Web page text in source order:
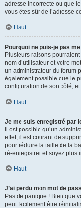
adresse incorrecte ou que
vous êtes sûr de l’adresse
Haut
Pourquoi ne puis-je pas
Plusieurs raisons
nom d’utilisateur et votre
un administrateur du forum
également possible que le
configuration de son côté, et
Haut
Je me suis enregistré par
Il est possible qu’un
effet, il est courant de
pour réduire la taille de la
ré-enregistrer et soyez plus
Haut
J’ai perdu mon mot de
Pas de panique ! Bien que
peut facilement être